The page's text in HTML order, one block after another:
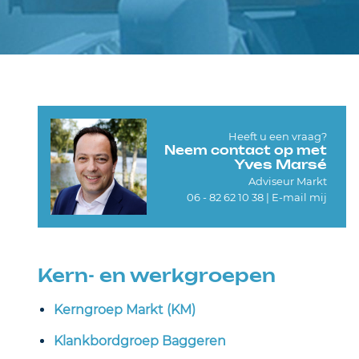
Heeft u een vraag?
Neem contact op met
Yves Marsé
Adviseur Markt
06 - 82 62 10 38 | E-mail mij
Kern- en werkgroepen
Kerngroep Markt (KM)
Klankbordgroep Baggeren